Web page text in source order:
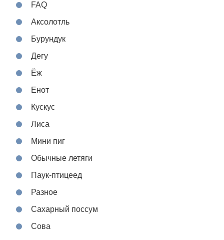
FAQ
Аксолотль
Бурундук
Дегу
Ёж
Енот
Кускус
Лиса
Мини пиг
Обычные летяги
Паук-птицеед
Разное
Сахарный поссум
Сова